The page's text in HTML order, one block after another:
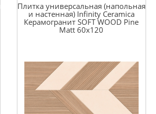
Плитка универсальная (напольная
и настенная) Infinity Ceramica
Керамогранит SOFT WOOD Pine
Matt 60x120